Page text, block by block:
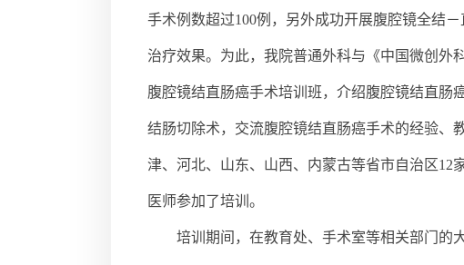
手术例数超过100例，另外成功开展腹腔镜全结
治疗效果。为此，我院普通外科与《中国微创外
腹腔镜结直肠癌手术培训班，介绍腹腔镜结直肠
结肠切除术，交流腹腔镜结直肠癌手术的经验、
津、河北、山东、山西、内蒙古等省市自治区12
医师参加了培训。
培训期间，在教育处、手术室等相关部门的